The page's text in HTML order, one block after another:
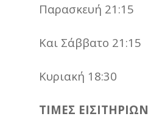
Παρασκευή 21:15
Και Σάββατο 21:15
Κυριακή 18:30
ΤΙΜΕΣ ΕΙΣΙΤΗΡΙΩΝ